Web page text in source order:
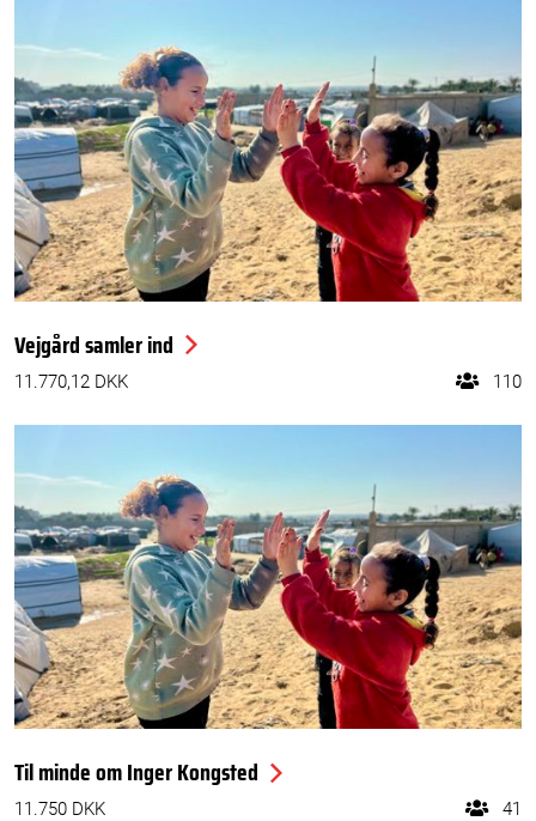
Vejgård samler ind
11.770,12 DKK 110
Til minde om Inger Kongsted
11.750 DKK 41